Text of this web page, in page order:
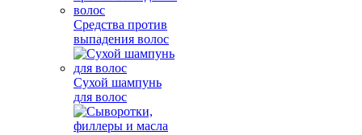
Средства против
выпадения волос
Сухой шампунь
для волос